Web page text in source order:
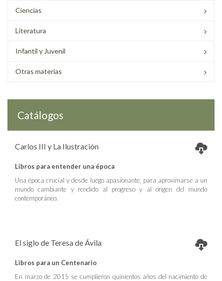
Ciencias
Literatura
Infantil y Juvenil
Otras materias
Catálogos
Carlos III y La Ilustración
Libros para entender una época
Una época crucial y desde luego apasionante, para aproximarse a un
mundo cambiante y rendido al progreso y al origen del mundo
contemporáneo.
El siglo de Teresa de Ávila
Libros para un Centenario
En marzo de 2015 se cumplieron quinientos años del nacimiento de